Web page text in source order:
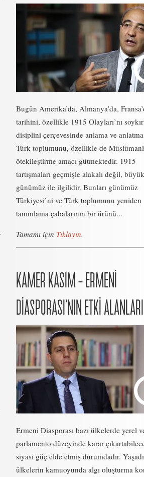
Bugün Amerika’da, Almanya’da,
tarihini, özellikle 1915 Olayları’nı
disiplini çerçevesinde anlama ve anlatma
Türk toplumunu, özellikle de
ötekileştirme amacı gütmektedir. 1915
tartışmaları geçmişle alakalı değil,
günümüz ile ilgilidir. Bunları günümüz
Türkiyesi’ni ve Türk toplumunu yeniden
tanımlama çabalarının bir ürünü...
Tamamı için Tıklayın.
KAMER KASIM – ERMENİ
DİASPORASI’NIN ETKİ ALANLARI
Ermeni Diasporası bazı ülkelerde yerel
parlamento düzeyinde karar
siyasi güç elde etmiş durumdadır.
ülkelerin kamuoyunda algı oluşturma